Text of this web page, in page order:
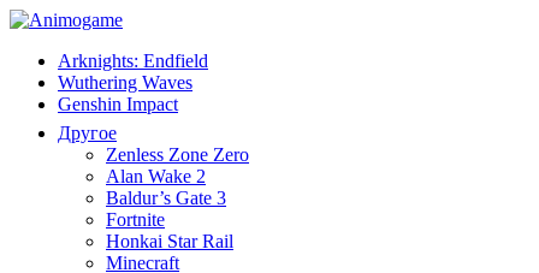
Arknights: Endfield
Wuthering Waves
Genshin Impact
Другое
Zenless Zone Zero
Alan Wake 2
Baldur’s Gate 3
Fortnite
Honkai Star Rail
Minecraft